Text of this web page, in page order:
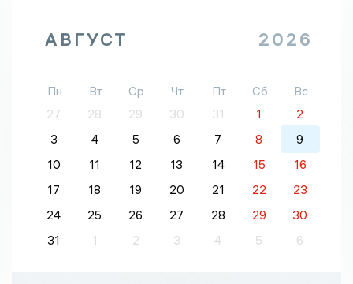
АВГУСТ 2026
Пн Вт Ср Чт Пт Сб
Вс
27
28 29 30 31 1
2
3
4 5 6 7 8
9
10
11 12 13 14 15
16
17
18 19 20 21 22
23
24
25 26 27 28 29
30
31
1 2 3 4 5 6